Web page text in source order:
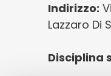
Indirizzo:
Lazzaro Di
Disciplina